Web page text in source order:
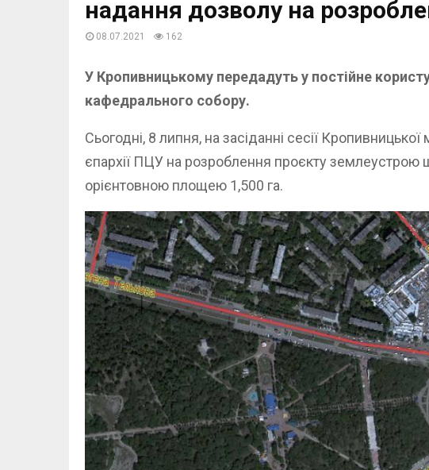
надання дозволу на
08.07.2021 162
У Кропивницькому передадуть у постійне
кафедрального собору.
Сьогодні, 8 липня, на засіданні сесії
єпархії ПЦУ на розроблення проєкту землеустрою
орієнтовною площею 1,500 га.